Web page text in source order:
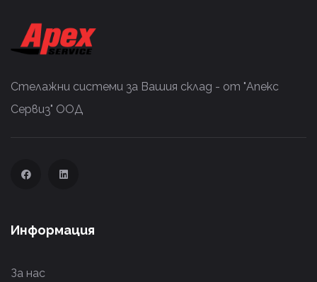
Стелажни системи за Вашия склад - от "Апекс
Сервиз" ООД
Информация
За нас